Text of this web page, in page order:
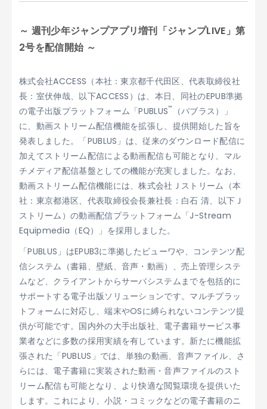
～ 週刊少年ジャンプアプリ増刊「ジャンプLIVE」第
2号を配信開始 ～
株式会社ACCESS（本社：東京都千代田区、代表取締役社
長：室伏伸哉、以下ACCESS）は、本日、同社のEPUB準拠
の電子出版プラットフォーム「PUBLUS™
（パブラス）」
に、動画ストリーム配信機能を拡張し、提供開始した旨を
発表しました。「PUBLUS」は、従来のダウンロード配信に
加えてストリーム配信による動画配信も可能となり、マル
チメディア配信基盤としての機能が充実しました。なお、
動画ストリーム配信機能には、株式会社Ｊストリーム（本
社：東京都港区、代表取締役会長兼社長：白石 清、以下Ｊ
ストリーム）の動画配信プラットフォーム「J-Stream
Equipmedia（EQ）」を採用しました。
「PUBLUS」はEPUB3に準拠したビューワや、コンテンツ配
信システム（書籍、壁紙、音声・動画）、売上管理システ
ムなど、クライアントからサーバシステムまでを包括的に
サポートする電子出版ソリューションです。マルチプラッ
トフォームに対応し、端末やOSに縛られないコンテンツ提
供が可能です。国内外の大手出版社、電子書籍サービス事
業者などに多数の採用実績を有しています。新たに機能拡
張された「PUBLUS」では、単独の動画、音声ファイル、さ
らには、電子書籍に実装された動画・音声ファイルのスト
リーム配信も可能となり、より快適な閲覧環境を提供いた
します。これにより、小説・コミックなどの電子書籍のニ